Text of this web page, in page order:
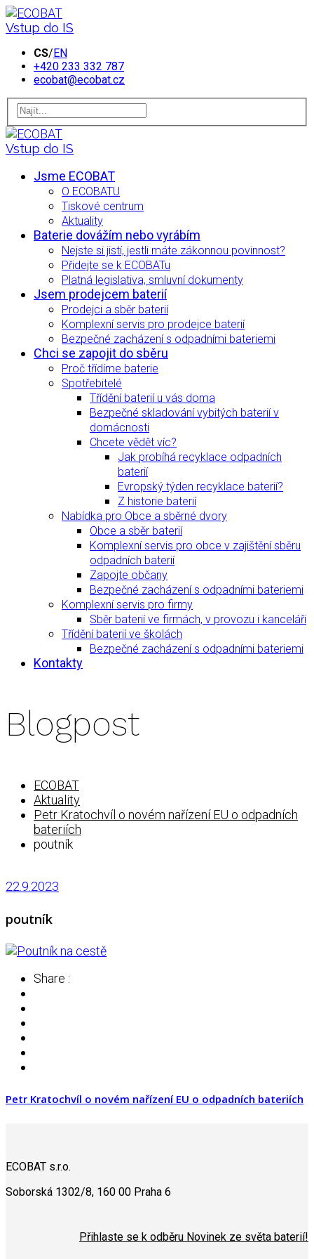
Vstup do IS
CS/EN
+420 233 332 787
ecobat@ecobat.cz
Vstup do IS
Jsme ECOBAT
O ECOBATU
Tiskové centrum
Aktuality
Baterie dovážím nebo vyrábím
Nejste si jistí, jestli máte zákonnou povinnost?
Přidejte se k ECOBATu
Platná legislativa, smluvní dokumenty
Jsem prodejcem baterií
Prodejci a sběr baterií
Komplexní servis pro prodejce baterií
Bezpečné zacházení s odpadními bateriemi
Chci se zapojit do sběru
Proč třídíme baterie
Spotřebitelé
Třídění baterií u vás doma
Bezpečné skladování vybitých baterií v
domácnosti
Chcete vědět víc?
Jak probíhá recyklace odpadních
baterií
Evropský týden recyklace baterií?
Z historie baterií
Nabídka pro Obce a sběrné dvory
Obce a sběr baterií
Komplexní servis pro obce v zajištění sběru
odpadních baterií
Zapojte občany
Bezpečné zacházení s odpadními bateriemi
Komplexní servis pro firmy
Sběr baterií ve firmách, v provozu i kanceláři
Třídění baterií ve školách
Bezpečné zacházení s odpadními bateriemi
Kontakty
Blogpost
ECOBAT
Aktuality
Petr Kratochvíl o novém nařízení EU o odpadních
bateriích
poutník
22.9.2023
poutník
Share :
Petr Kratochvíl o novém nařízení EU o odpadních bateriích
ECOBAT s.r.o.
Soborská 1302/8, 160 00 Praha 6
Přihlaste se k odběru Novinek ze světa baterií!